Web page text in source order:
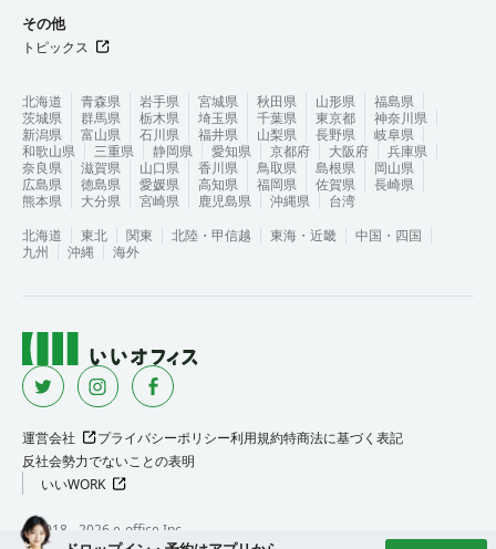
その他
トピックス
北海道 青森県 岩手県 宮城県 秋田県 山形県
福島県
茨城県
群馬県 栃木県 埼玉県 千葉県 東京都
神奈川県
新潟県
富山県 石川県 福井県 山梨県 長野県
岐阜県
和歌山県
三重県 静岡県 愛知県 京都府 大阪府
兵庫県
奈良県
滋賀県 山口県 香川県 鳥取県 島根県
岡山県
広島県
徳島県 愛媛県 高知県 福岡県 佐賀県
長崎県
熊本県
大分県 宮崎県 鹿児島県 沖縄県
台湾
北海道
東北 関東 北陸・甲信越 東海・近畿
中国・四国
九州
沖縄 海外
運営会社 プライバシーポリシー利用規約特商法に基づく表記
反社会勢力でないことの表明
いいWORK
©︎ 2018 - 2026 e-office Inc.